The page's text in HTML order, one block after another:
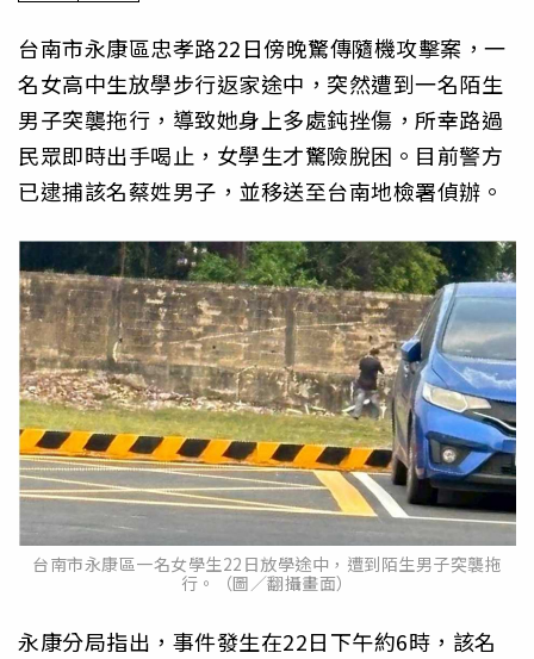
台南市永康區忠孝路22日傍晚驚傳隨機攻擊案，一
名女高中生放學步行返家途中，突然遭到一名陌生
男子突襲拖行，導致她身上多處鈍挫傷，所幸路過
民眾即時出手喝止，女學生才驚險脫困。目前警方
已逮捕該名蔡姓男子，並移送至台南地檢署偵辦。
台南市永康區一名女學生22日放學途中，遭到陌生男子突襲拖
行。（圖／翻攝畫面）
永康分局指出，事件發生在22日下午約6時，該名